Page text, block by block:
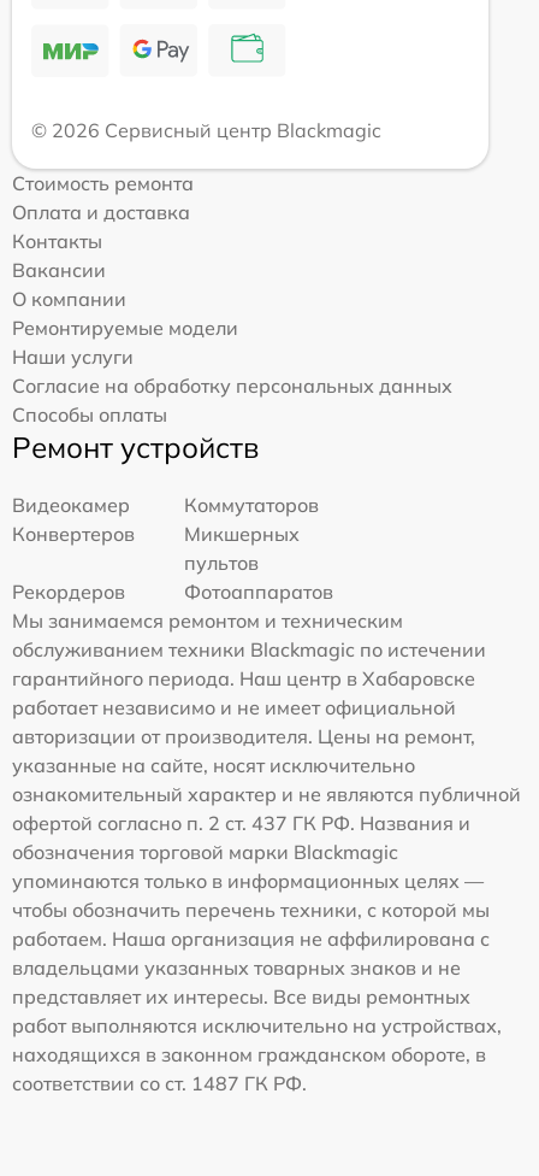
© 2026 Сервисный центр Blackmagic
Стоимость ремонта
Оплата и доставка
Контакты
Вакансии
О компании
Ремонтируемые модели
Наши услуги
Согласие на обработку персональных данных
Способы оплаты
Ремонт устройств
Видеокамер
Коммутаторов
Конвертеров
Микшерных
пультов
Рекордеров
Фотоаппаратов
Мы занимаемся ремонтом и техническим
обслуживанием техники Blackmagic по истечении
гарантийного периода. Наш центр в Хабаровске
работает независимо и не имеет официальной
авторизации от производителя. Цены на ремонт,
указанные на сайте, носят исключительно
ознакомительный характер и не являются публичной
офертой согласно п. 2 ст. 437 ГК РФ. Названия и
обозначения торговой марки Blackmagic
упоминаются только в информационных целях —
чтобы обозначить перечень техники, с которой мы
работаем. Наша организация не аффилирована с
владельцами указанных товарных знаков и не
представляет их интересы. Все виды ремонтных
работ выполняются исключительно на устройствах,
находящихся в законном гражданском обороте, в
соответствии со ст. 1487 ГК РФ.